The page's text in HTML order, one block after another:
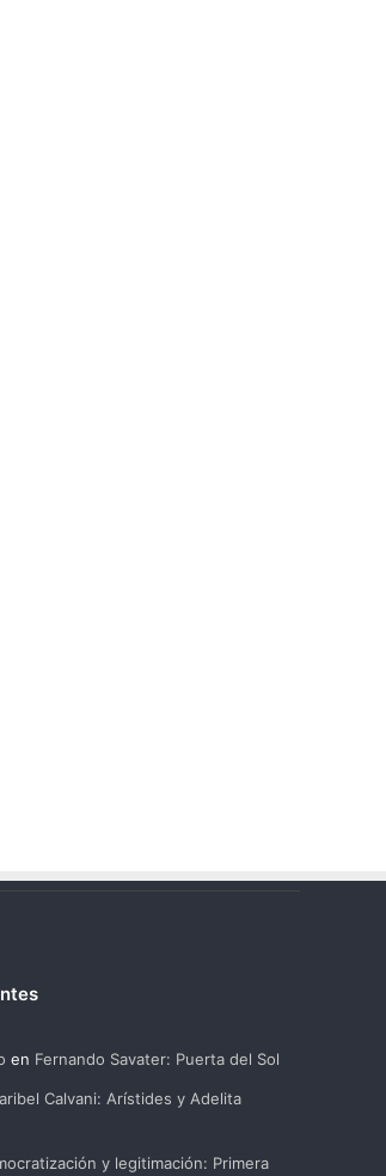
en Fernando Savater: Puerta del Sol
Calvani: Arístides y Adelita
y legitimación: Primera